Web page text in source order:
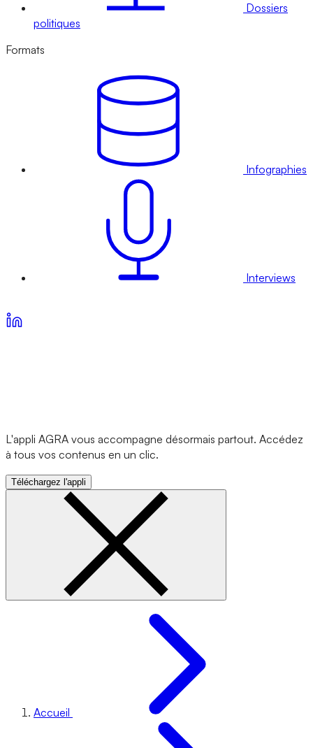
Dossiers
politiques
Formats
Infographies
Interviews
L'appli AGRA vous accompagne désormais partout. Accédez
à tous vos contenus en un clic.
Téléchargez l'appli
Accueil